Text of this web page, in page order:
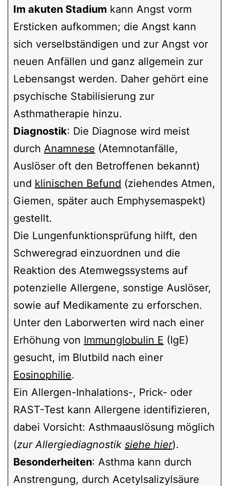
Im akuten Stadium kann Angst vorm
Ersticken aufkommen; die Angst kann
sich verselbständigen und zur Angst vor
neuen Anfällen und ganz allgemein zur
Lebensangst werden. Daher gehört eine
psychische Stabilisierung zur
Asthmatherapie hinzu.
Diagnostik: Die Diagnose wird meist
durch Anamnese (Atemnotanfälle,
Auslöser oft den Betroffenen bekannt)
und klinischen Befund (ziehendes Atmen,
Giemen, später auch Emphysemaspekt)
gestellt.
Die Lungenfunktionsprüfung hilft, den
Schweregrad einzuordnen und die
Reaktion des Atemwegssystems auf
potenzielle Allergene, sonstige Auslöser,
sowie auf Medikamente zu erforschen.
Unter den Laborwerten wird nach einer
Erhöhung von Immunglobulin E (IgE)
gesucht, im Blutbild nach einer
Eosinophilie.
Ein Allergen-Inhalations-, Prick- oder
RAST-Test kann Allergene identifizieren,
dabei Vorsicht: Asthmaauslösung möglich
(zur Allergiediagnostik siehe hier).
Besonderheiten: Asthma kann durch
Anstrengung, durch Acetylsalizylsäure